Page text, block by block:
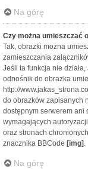
Na górę
Czy można umieszczać
Tak, obrazki można
zamieszczania
Jeśli ta funkcja nie
odnośnik do obrazka
http://
do obrazków zapisanych
dostępnym serwerem ani
wymagających
oraz stronach
znacznika BBCode [img] .
Na górę